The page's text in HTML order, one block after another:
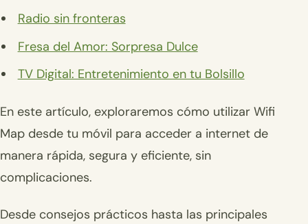
Radio sin fronteras
Fresa del Amor: Sorpresa Dulce
TV Digital: Entretenimiento en tu Bolsillo
En este artículo, exploraremos cómo utilizar Wifi
Map desde tu móvil para acceder a internet de
manera rápida, segura y eficiente, sin
complicaciones.
Desde consejos prácticos hasta las principales